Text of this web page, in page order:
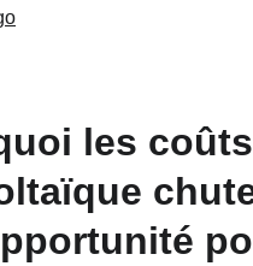
les